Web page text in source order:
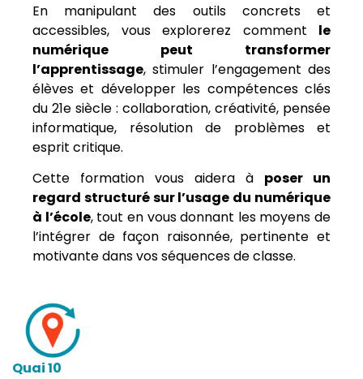
En manipulant des outils concrets et
accessibles, vous explorerez comment le
numérique peut transformer
l’apprentissage, stimuler l’engagement des
élèves et développer les compétences clés
du 21e siècle : collaboration, créativité, pensée
informatique, résolution de problèmes et
esprit critique.
Cette formation vous aidera à poser un
regard structuré sur l’usage du numérique
à l’école, tout en vous donnant les moyens de
l’intégrer de façon raisonnée, pertinente et
motivante dans vos séquences de classe.
Quai 10